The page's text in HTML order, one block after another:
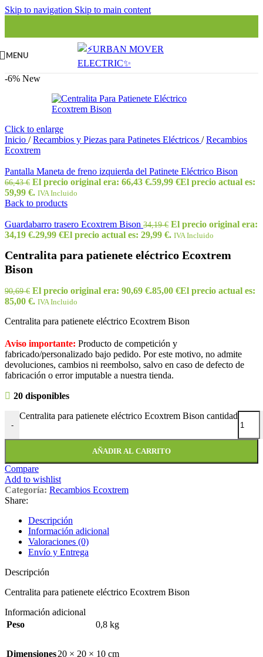
Skip to navigation Skip to main content
MENU
-6% New
Click to enlarge
Inicio / Recambios y Piezas para Patinetes Eléctricos / Recambios
Ecoxtrem
Pantalla Maneta de freno izquierda del Patinete Eléctrico Bison
66,43€ El precio original era: 66,43 €.59,99 €El precio actual es:
59,99 €. IVA Incluido
Back to products
Guardabarro trasero Ecoxtrem Bison 34,19€ El precio original era:
34,19 €.29,99 €El precio actual es: 29,99 €. IVA Incluido
Centralita para patienete eléctrico Ecoxtrem
Bison
90,69€ El precio original era: 90,69 €.85,00 €El precio actual es:
85,00 €. IVA Incluido
Centralita para patienete eléctrico Ecoxtrem Bison
Aviso importante: Producto de competición y
fabricado/personalizado bajo pedido. Por este motivo, no admite
devoluciones, cambios ni reembolso, salvo en caso de defecto de
fabricación o error imputable a nuestra tienda.
20 disponibles
-
Centralita para patienete eléctrico Ecoxtrem Bison cantidad
AÑADIR AL CARRITO
Compare
Add to wishlist
Categoría: Recambios Ecoxtrem
Share:
Descripción
Información adicional
Valoraciones (0)
Envío y Entrega
Descripción
Centralita para patienete eléctrico Ecoxtrem Bison
Información adicional
Peso
0,8 kg
Dimensiones20 × 20 × 10 cm